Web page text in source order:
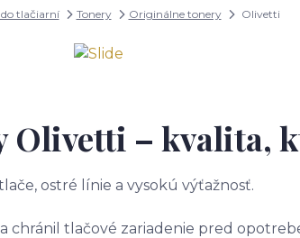
tlačiarní Tonery Originálne tonery Olivetti
Olivetti – kvalita,
ostré línie a vysokú výťažnosť.
chránil tlačové zariadenie pred